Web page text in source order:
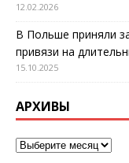
12.02.2026
В Польше приняли
привязи на
15.10.2025
АРХИВЫ